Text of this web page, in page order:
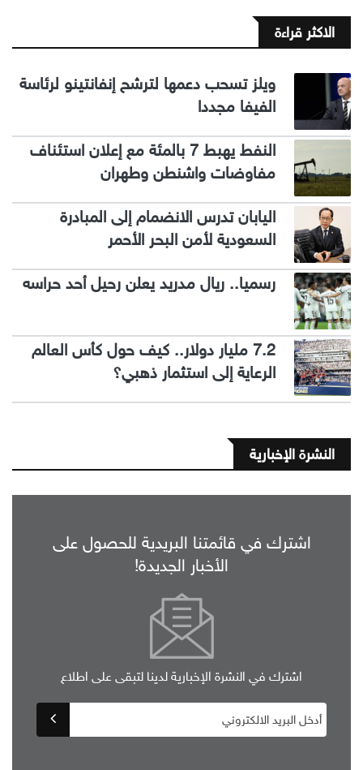
الاكثر قراءة
ويلز تسحب دعمها لترشح إنفانتينو لرئاسة
الفيفا مجددا
النفط يهبط 7 بالمئة مع إعلان استئناف
مفاوضات واشنطن وطهران
اليابان تدرس الانضمام إلى المبادرة
السعودية لأمن البحر الأحمر
رسميا.. ريال مدريد يعلن رحيل أحد حراسه
7.2 مليار دولار.. كيف حول كأس العالم
الرعاية إلى استثمار ذهبي؟
النشرة الإخبارية
اشترك في قائمتنا البريدية للحصول على
الأخبار الجديدة!
اشترك في النشرة الإخبارية لدينا لتبقى على اطلاع